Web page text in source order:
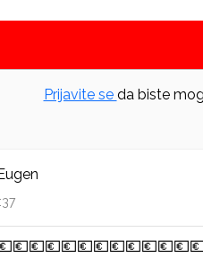
Prijavite se da biste